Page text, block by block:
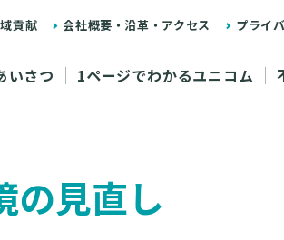
貢献 会社概要・沿革・アクセス プライ
いさつ 1ページでわかるユニコム
の見直し